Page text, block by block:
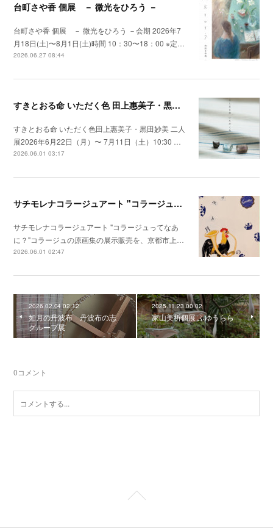
台町さや香 個展 － 微光をひろう －
台町さや香 個展 － 微光をひろう －会期 2026年7
月18日(土)〜8月1日(土)時間 10：30〜18：00 ※定…
2026.06.27 08:44
すきとおる命 いただく色 田上惠美子・黒田妙美 二人展
すきとおる命 いただく色田上惠美子・黒田妙美 二人
展2026年6月22日（月）〜 7月11日（土）10:30 …
2026.06.01 03:17
サチモレナコラージュアート "コラージュってなあに？"
サチモレナコラージュアート "コラージュってなあ
に？"コラージュの原画集の展示販売を、京都市上…
2026.06.01 02:47
2026.02.04 02:12
如月の丹波布 丹波布の志
グループ展
2025.11.23 00:02
家山美祈個展 ふゆうらら
0コメント